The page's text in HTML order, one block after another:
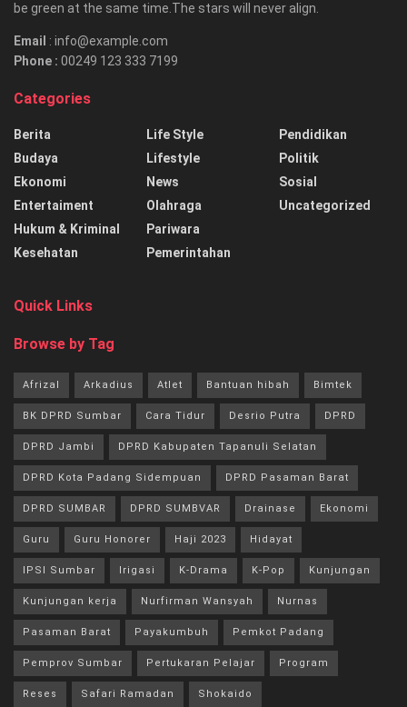
be green at the same time.The stars will never align.
Email : info@example.com
Phone : 00249 123 333 7199
Categories
Berita
Budaya
Ekonomi
Entertaiment
Hukum & Kriminal
Kesehatan
Life Style
Lifestyle
News
Olahraga
Pariwara
Pemerintahan
Pendidikan
Politik
Sosial
Uncategorized
Quick Links
Browse by Tag
Afrizal Arkadius Atlet Bantuan hibah Bimtek
BK DPRD Sumbar Cara Tidur Desrio Putra DPRD
DPRD Jambi DPRD Kabupaten Tapanuli Selatan
DPRD Kota Padang Sidempuan DPRD Pasaman Barat
DPRD SUMBAR DPRD SUMBVAR Drainase Ekonomi
Guru Guru Honorer Haji 2023 Hidayat
IPSI Sumbar Irigasi K-Drama K-Pop Kunjungan
Kunjungan kerja Nurfirman Wansyah Nurnas
Pasaman Barat Payakumbuh Pemkot Padang
Pemprov Sumbar Pertukaran Pelajar Program
Reses Safari Ramadan Shokaido